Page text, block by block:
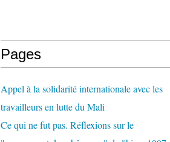
Pages
Appel à la solidarité internationale avec les
travailleurs en lutte du Mali
Ce qui ne fut pas. Réflexions sur le